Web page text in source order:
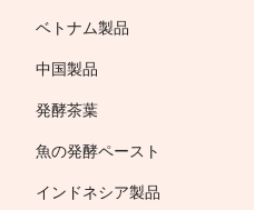
ベトナム製品
中国製品
発酵茶葉
魚の発酵ペースト
インドネシア製品